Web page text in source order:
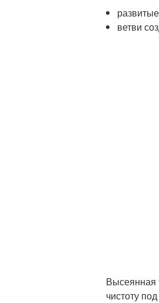
ветви
Высеянная
чистоту